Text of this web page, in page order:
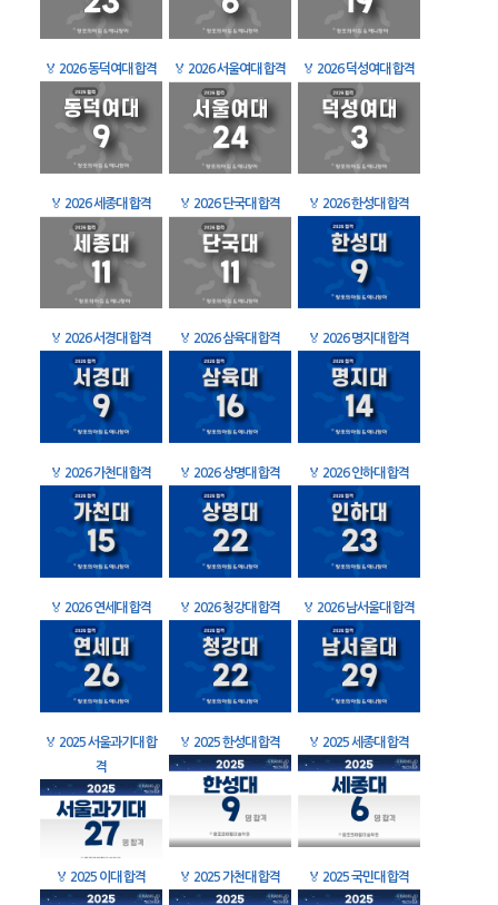
🏅 2026 동덕여대 합격 🏅 2026 서울여대 합격 🏅 2026 덕성여대 합격
🏅 2026 세종대 합격 🏅 2026 단국대 합격 🏅 2026 한성대 합격
🏅 2026 서경대 합격 🏅 2026 삼육대 합격 🏅 2026 명지대 합격
🏅 2026 가천대 합격 🏅 2026 상명대 합격 🏅 2026 인하대 합격
🏅 2026 연세대 합격 🏅 2026 청강대 합격 🏅 2026 남서울대 합격
🏅 2025 서울과기대 합
격
🏅 2025 한성대 합격 🏅 2025 세종대 합격
🏅 2025 이대 합격 🏅 2025 가천대 합격 🏅 2025 국민대 합격